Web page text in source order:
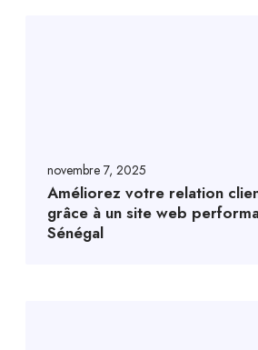
novembre 7, 2025
Améliorez votre relation
grâce à un site web
Sénégal